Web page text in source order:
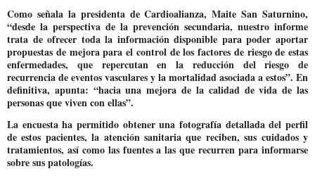
Como señala la presidenta de Cardioalianza, Maite San Saturnino,
“desde la perspectiva de la prevención secundaria, nuestro informe
trata de ofrecer toda la información disponible para poder aportar
propuestas de mejora para el control de los factores de riesgo de estas
enfermedades, que repercutan en la reducción del riesgo de
recurrencia de eventos vasculares y la mortalidad asociada a estos”. En
definitiva, apunta: “hacia una mejora de la calidad de vida de las
personas que viven con ellas”.
La encuesta ha permitido obtener una fotografía detallada del perfil
de estos pacientes, la atención sanitaria que reciben, sus cuidados y
tratamientos, así como las fuentes a las que recurren para informarse
sobre sus patologías.